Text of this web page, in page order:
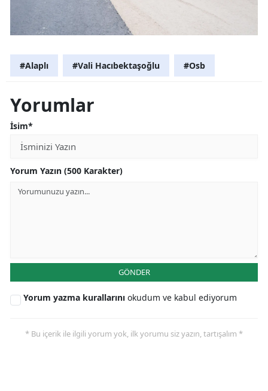
#Alaplı #Vali Hacıbektaşoğlu #Osb
Yorumlar
İsim*
Yorum Yazın (500 Karakter)
GÖNDER
Yorum yazma kurallarını okudum ve kabul ediyorum
* Bu içerik ile ilgili yorum yok, ilk yorumu siz yazın, tartışalım *